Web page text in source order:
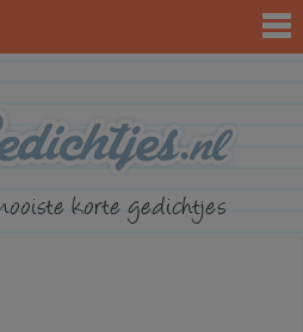
korte gedichtjes